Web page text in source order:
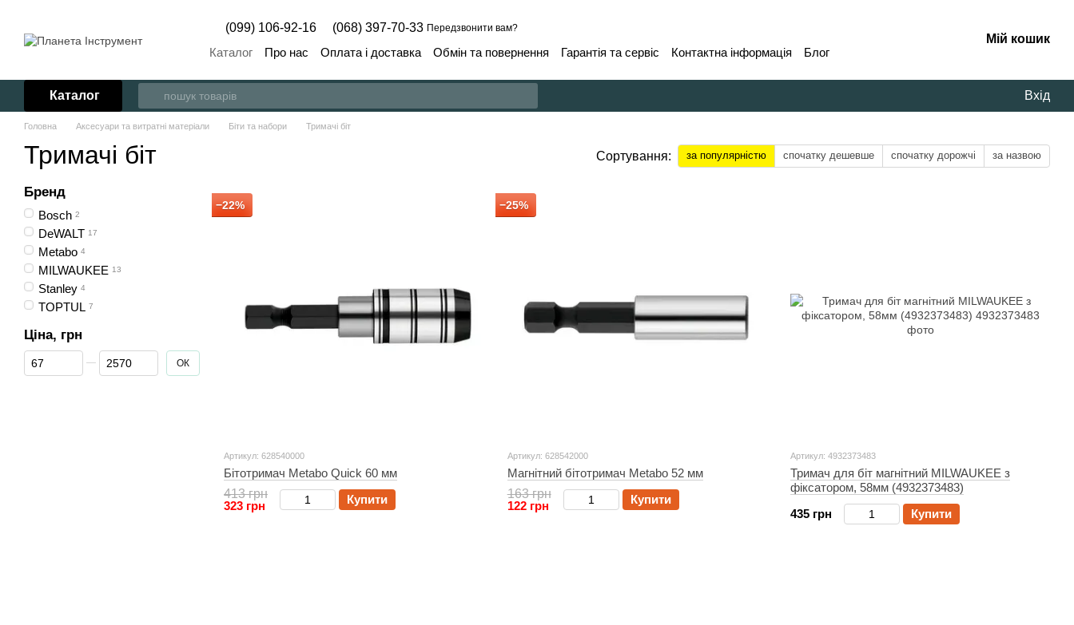
(099) 106-92-16 (068) 397-70-33 Передзвонити вам?
Каталог Про нас Оплата і доставка Обмін та повернення Гарантія та сервіс Контактна інформація Блог
Мій кошик
Каталог Вхід
Головна Аксесуари та витратні матеріали Біти та набори Тримачі біт
Тримачі біт Сортування: за популярністю спочатку дешевше спочатку дорожчі за назвою
−22%
Артикул: 628540000
Бітотримач Metabo Quick 60 мм
413 грн
323 грн
Купити
−25%
Артикул: 628542000
Магнітний бітотримач Metabo 52 мм
163 грн
122 грн
Купити
Артикул: 4932373483
Тримач для біт магнітний MILWAUKEE з
фіксатором, 58мм (4932373483)
435 грн
Купити
Бренд
Bosch 2
DeWALT 17
Metabo 4
MILWAUKEE 13
Stanley 4
TOPTUL 7
Ціна, грн
Від Ціна, грн
До Ціна, грн ОК